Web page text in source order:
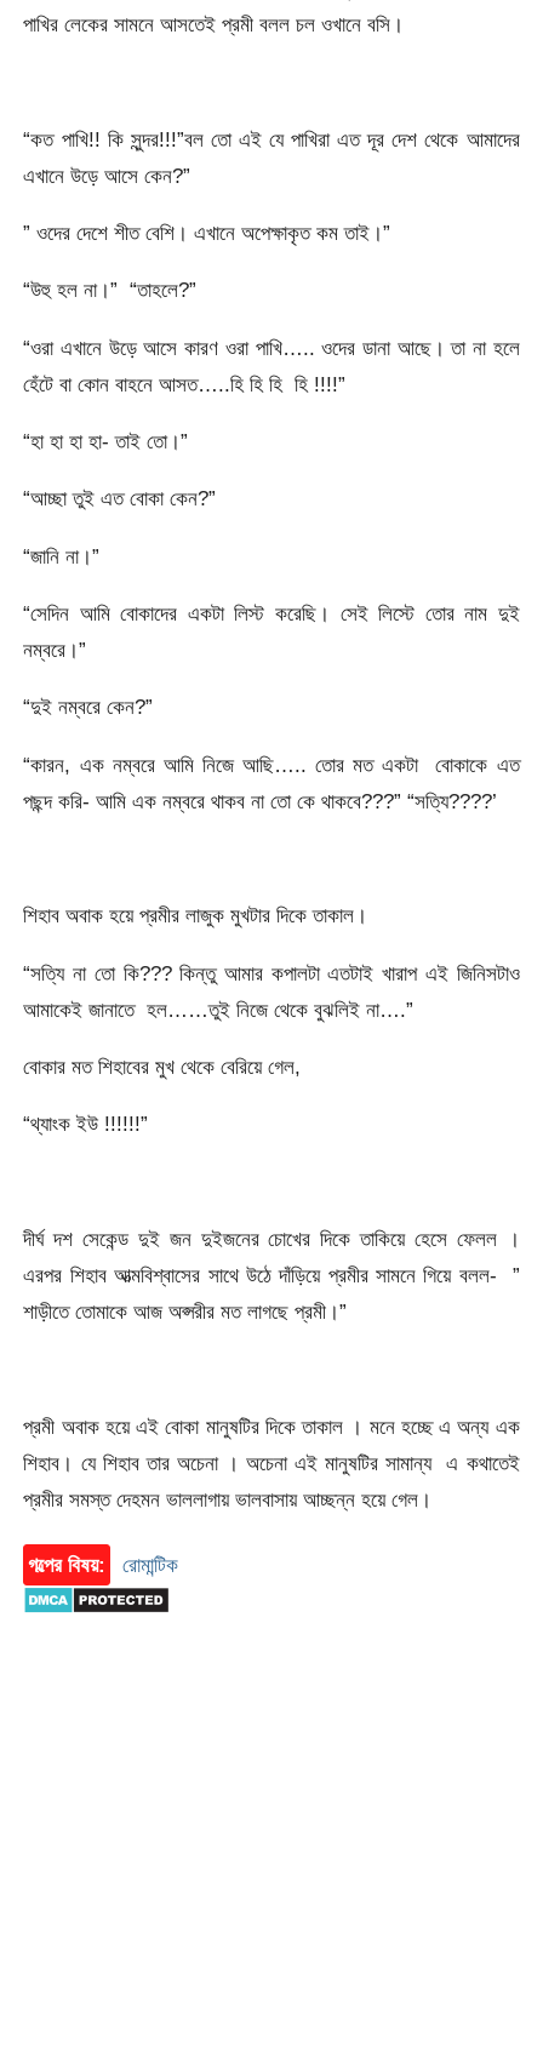
পাখির লেকের সামনে আসতেই প্রমী বলল চল ওখানে বসি।
“কত পাখি!! কি সুন্দর!!!”বল তো এই যে পাখিরা এত দূর দেশ থেকে আমাদের
এখানে উড়ে আসে কেন?”
” ওদের দেশে শীত বেশি। এখানে অপেক্ষাকৃত কম তাই।”
“উহু হল না।” “তাহলে?”
“ওরা এখানে উড়ে আসে কারণ ওরা পাখি….. ওদের ডানা আছে। তা না হলে
হেঁটে বা কোন বাহনে আসত…..হি হি হি হি !!!!”
“হা হা হা হা- তাই তো।”
“আচ্ছা তুই এত বোকা কেন?”
“জানি না।”
“সেদিন আমি বোকাদের একটা লিস্ট করেছি। সেই লিস্টে তোর নাম দুই
নম্বরে।”
“দুই নম্বরে কেন?”
“কারন, এক নম্বরে আমি নিজে আছি….. তোর মত একটা বোকাকে এত
পছন্দ করি- আমি এক নম্বরে থাকব না তো কে থাকবে???” “সত্যি????’
শিহাব অবাক হয়ে প্রমীর লাজুক মুখটার দিকে তাকাল।
“সত্যি না তো কি??? কিন্তু আমার কপালটা এতটাই খারাপ এই জিনিসটাও
আমাকেই জানাতে হল……তুই নিজে থেকে বুঝলিই না….”
বোকার মত শিহাবের মুখ থেকে বেরিয়ে গেল,
“থ্যাংক ইউ !!!!!!”
দীর্ঘ দশ সেকেন্ড দুই জন দুইজনের চোখের দিকে তাকিয়ে হেসে ফেলল ।
এরপর শিহাব আত্মবিশ্বাসের সাথে উঠে দাঁড়িয়ে প্রমীর সামনে গিয়ে বলল- ”
শাড়ীতে তোমাকে আজ অপ্সরীর মত লাগছে প্রমী।”
প্রমী অবাক হয়ে এই বোকা মানুষটির দিকে তাকাল । মনে হচ্ছে এ অন্য এক
শিহাব। যে শিহাব তার অচেনা । অচেনা এই মানুষটির সামান্য এ কথাতেই
প্রমীর সমস্ত দেহমন ভাললাগায় ভালবাসায় আচ্ছন্ন হয়ে গেল।
গল্পের বিষয়: রোমান্টিক